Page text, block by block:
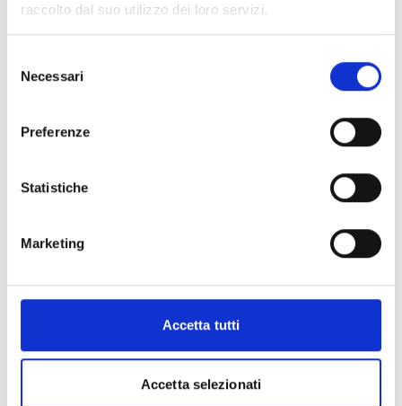
raccolto dal suo utilizzo dei loro servizi.
delNecessari
Preferenze
Statistiche
Marketing
Accetta tutti
Accetta selezionati